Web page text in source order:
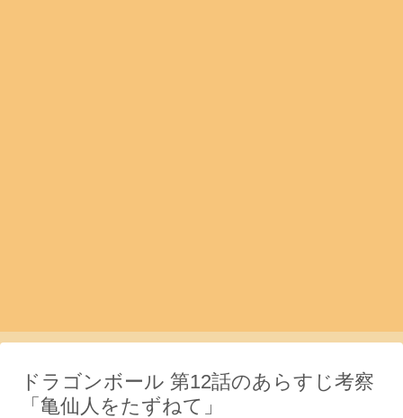
ドラゴンボール 第12話のあらすじ考察
「亀仙人をたずねて」